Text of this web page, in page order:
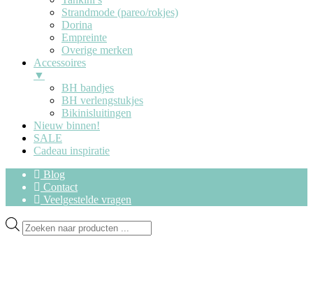
Strandmode (pareo/rokjes)
Dorina
Empreinte
Overige merken
Accessoires
▼
BH bandjes
BH verlengstukjes
Bikinisluitingen
Nieuw binnen!
SALE
Cadeau inspiratie
Blog
Contact
Veelgestelde vragen
Ga
door
Ga
naar
Producten
zoeken